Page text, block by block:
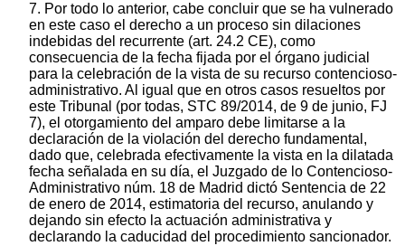
7. Por todo lo anterior, cabe concluir que se ha vulnerado
en este caso el derecho a un proceso sin dilaciones
indebidas del recurrente (art. 24.2 CE), como
consecuencia de la fecha fijada por el órgano judicial
para la celebración de la vista de su recurso contencioso-
administrativo. Al igual que en otros casos resueltos por
este Tribunal (por todas, STC 89/2014, de 9 de junio, FJ
7), el otorgamiento del amparo debe limitarse a la
declaración de la violación del derecho fundamental,
dado que, celebrada efectivamente la vista en la dilatada
fecha señalada en su día, el Juzgado de lo Contencioso-
Administrativo núm. 18 de Madrid dictó Sentencia de 22
de enero de 2014, estimatoria del recurso, anulando y
dejando sin efecto la actuación administrativa y
declarando la caducidad del procedimiento sancionador.